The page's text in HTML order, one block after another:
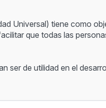
Universal) tiene como
que todas las
ser de utilidad en el